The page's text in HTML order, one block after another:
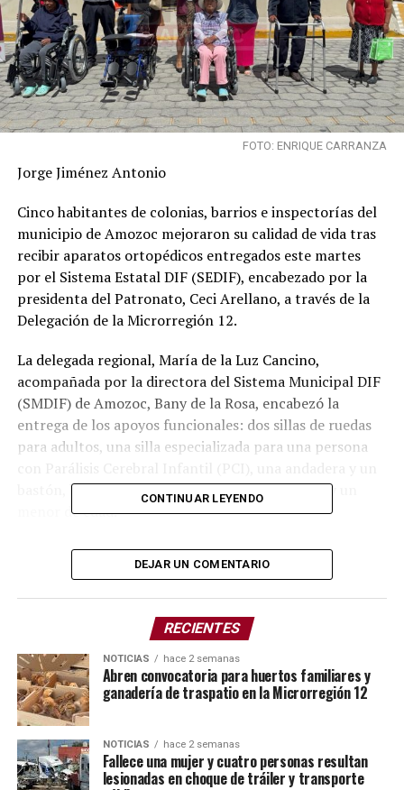
FOTO: ENRIQUE CARRANZA
Jorge Jiménez Antonio
Cinco habitantes de colonias, barrios e inspectorías del
municipio de Amozoc mejoraron su calidad de vida tras
recibir aparatos ortopédicos entregados este martes
por el Sistema Estatal DIF (SEDIF), encabezado por la
presidenta del Patronato, Ceci Arellano, a través de la
Delegación de la Microrregión 12.
La delegada regional, María de la Luz Cancino,
acompañada por la directora del Sistema Municipal DIF
(SMDIF) de Amozoc, Bany de la Rosa, encabezó la
entrega de los apoyos funcionales: dos sillas de ruedas
para adultos, una silla especializada para una persona
bastón, beneficiando a cuatro personas adultas y un
menor de edad.
Entre los beneficiarios se encuentra Joaquín Sánchez,
originario de la inspectoría de San Mateo Mendizábal,
quien recibió una silla de ruedas luego que, a causa de
una enfermedad, le fuera amputada parte de un pie.
Hasta ahora se desplazaba con muletas; sin embargo,
debido a su edad, esta condición dificultaba su movilidad,
por lo que el nuevo apoyo le permitirá trasladarse con
mayor seguridad y autonomía.
Durante el evento, María de la Luz Cancino destacó que
estos apoyos se suman a los 70 aparatos ortopédicos
entregados durante el mes de junio en los cinco
CONTINUAR LEYENDO
DEJAR UN COMENTARIO
RECIENTES
NOTICIAS hace 2 semanas
Abren convocatoria para huertos familiares y
ganadería de traspatio en la Microrregión 12
NOTICIAS hace 2 semanas
Fallece una mujer y cuatro personas resultan
lesionadas en choque de tráiler y transporte